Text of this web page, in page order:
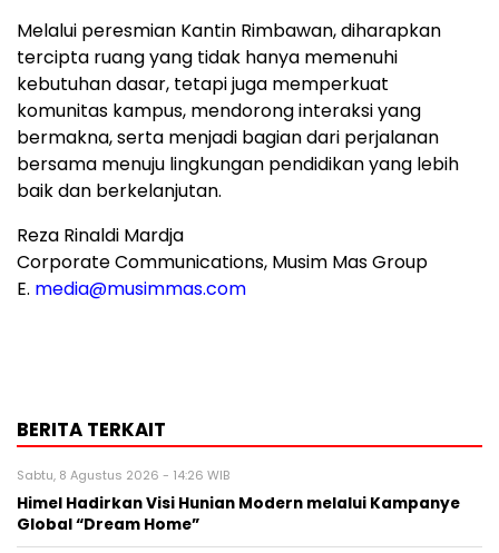
Melalui peresmian Kantin Rimbawan, diharapkan
tercipta ruang yang tidak hanya memenuhi
kebutuhan dasar, tetapi juga memperkuat
komunitas kampus, mendorong interaksi yang
bermakna, serta menjadi bagian dari perjalanan
bersama menuju lingkungan pendidikan yang lebih
baik dan berkelanjutan.
Reza Rinaldi Mardja
Corporate Communications, Musim Mas Group
E. media@musimmas.com
BERITA TERKAIT
Sabtu, 8 Agustus 2026 - 14:26 WIB
Himel Hadirkan Visi Hunian Modern melalui Kampanye
Global “Dream Home”